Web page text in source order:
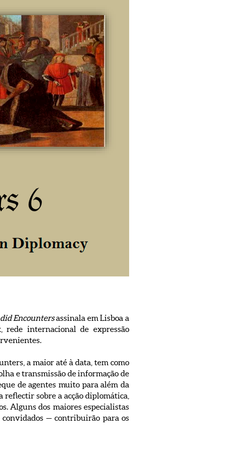
Encountersassinala em Lisboa a
rede internacional de expressão
a maior até à data, tem como
e transmissão de informação de
de agentes muito para além da
sobre a acção diplomática,
Alguns dos maiores especialistas
— contribuirão para os